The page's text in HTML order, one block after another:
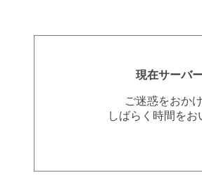
現在サーバ
ご迷惑をおか
しばらく時間を